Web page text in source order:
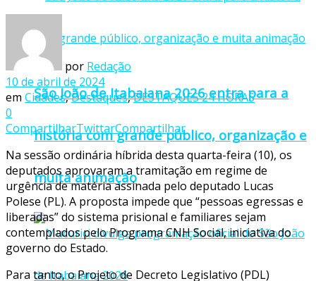
São João de Itabaiana 2026 entra para a
história com grande público, organização e
muita animação
por Redação
10 de abril de 2024
em Cidades,Destaques,DESTAQUES 24 HORAS
0
CompartilharTwittarCompartilhar
Na sessão ordinária híbrida desta quarta-feira (10), os
deputados aprovaram a tramitação em regime de
urgência de matéria assinada pelo deputado Lucas
Polese (PL). A proposta impede que “pessoas egressas e
liberadas” do sistema prisional e familiares sejam
contemplados pelo Programa CNH Social, iniciativa do
governo do Estado.
Para tanto, o Projeto de Decreto Legislativo (PDL)